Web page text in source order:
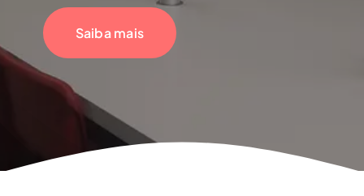
Saiba mais